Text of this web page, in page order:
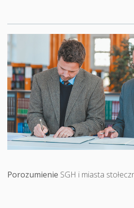
Porozumienie SGH i miasta